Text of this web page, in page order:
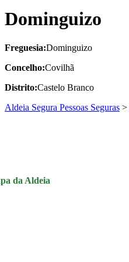
Dominguizo
Freguesia:Dominguizo
Concelho:Covilhã
Distrito:Castelo Branco
Aldeia Segura Pessoas Seguras >
da Aldeia